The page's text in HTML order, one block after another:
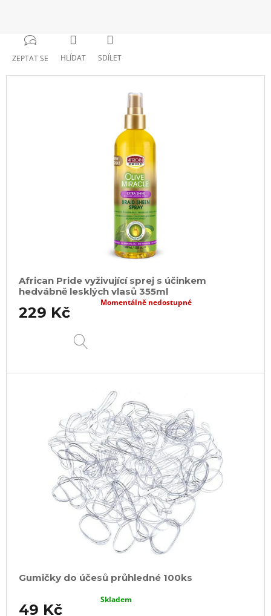
ZEPTAT SE HLÍDAT SDÍLET
African Pride vyživující sprej s účinkem
hedvábně lesklých vlasů 355ml
229 Kč
Momentálně nedostupné
Gumičky do účesů průhledné 100ks
49 Kč
Skladem